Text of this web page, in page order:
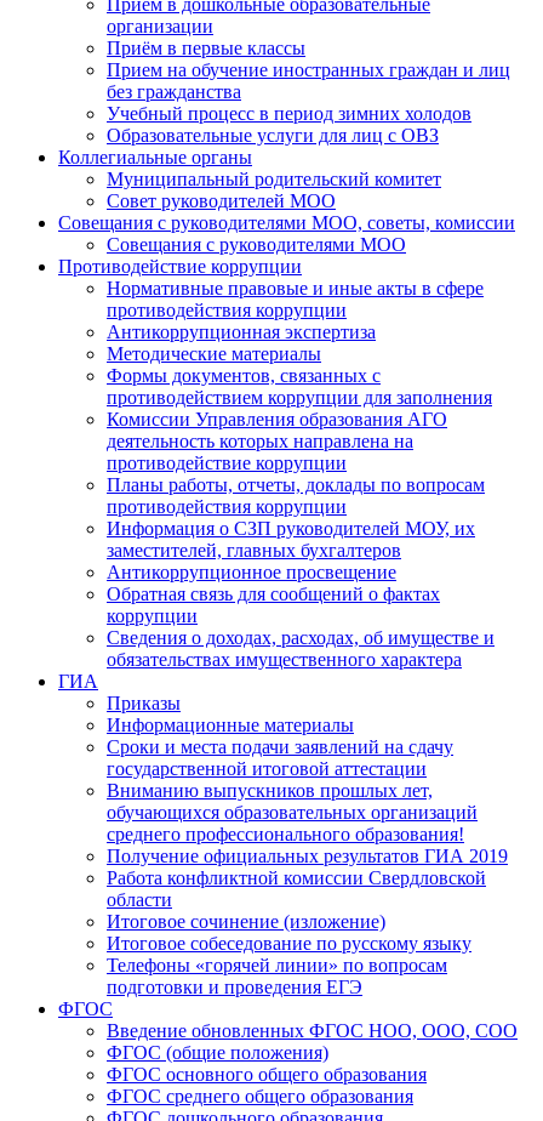
Прием в дошкольные образовательные
организации
Приём в первые классы
Прием на обучение иностранных граждан и лиц
без гражданства
Учебный процесс в период зимних холодов
Образовательные услуги для лиц с ОВЗ
Коллегиальные органы
Муниципальный родительский комитет
Совет руководителей МОО
Совещания с руководителями МОО, советы, комиссии
Совещания с руководителями МОО
Противодействие коррупции
Нормативные правовые и иные акты в сфере
противодействия коррупции
Антикоррупционная экспертиза
Методические материалы
Формы документов, связанных с
противодействием коррупции для заполнения
Комиссии Управления образования АГО
деятельность которых направлена на
противодействие коррупции
Планы работы, отчеты, доклады по вопросам
противодействия коррупции
Информация о СЗП руководителей МОУ, их
заместителей, главных бухгалтеров
Антикоррупционное просвещение
Обратная связь для сообщений о фактах
коррупции
Сведения о доходах, расходах, об имуществе и
обязательствах имущественного характера
ГИА
Приказы
Информационные материалы
Сроки и места подачи заявлений на сдачу
государственной итоговой аттестации
Вниманию выпускников прошлых лет,
обучающихся образовательных организаций
среднего профессионального образования!
Получение официальных результатов ГИА 2019
Работа конфликтной комиссии Свердловской
области
Итоговое сочинение (изложение)
Итоговое собеседование по русскому языку
Телефоны «горячей линии» по вопросам
подготовки и проведения ЕГЭ
ФГОС
Введение обновленных ФГОС НОО, ООО, СОО
ФГОС (общие положения)
ФГОС основного общего образования
ФГОС среднего общего образования